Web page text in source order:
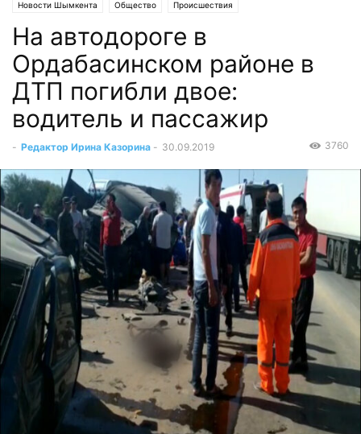
Новости Шымкента Общество Происшествия
На автодороге в
Ордабасинском районе в
ДТП погибли двое:
водитель и пассажир
- Редактор Ирина Казорина - 30.09.2019 3760